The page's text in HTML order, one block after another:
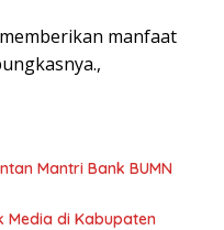
manfaat
Mantri Bank BUMN
di Kabupaten